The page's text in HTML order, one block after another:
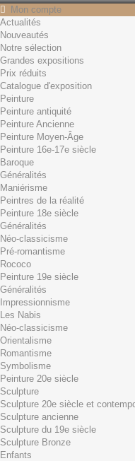
Mon compte
Contact
Français
English
Français
Actualités
Rechercher
Panier (vide)
Aucun produit
0,01€ dès 29€ d'achat
0,00 € Total
Commander
Produit
succès
Quantité
Total
Il y a 1
Total produits TTC
Frais de port TTC
0,01€
Total TTC
Actualités
Nouveautés
Notre sélection
Grandes expositions
Prix réduits
Catalogue d'exposition
Peinture
Peinture antiquité
Peinture Ancienne
Peinture Moyen-Âge
Peinture 16e-17e siècle
Baroque
Généralités
Maniérisme
Peintres de la réalité
Peinture 18e siècle
Généralités
Néo-classicisme
Pré-romantisme
Rococo
Peinture 19e siècle
Généralités
Impressionnisme
Les Nabis
Néo-classicisme
Orientalisme
Romantisme
Symbolisme
Peinture 20e siècle
Sculpture
Sculpture 20e siècle et
Sculpture ancienne
Sculpture du 19e siècle
Sculpture Bronze
Enfants